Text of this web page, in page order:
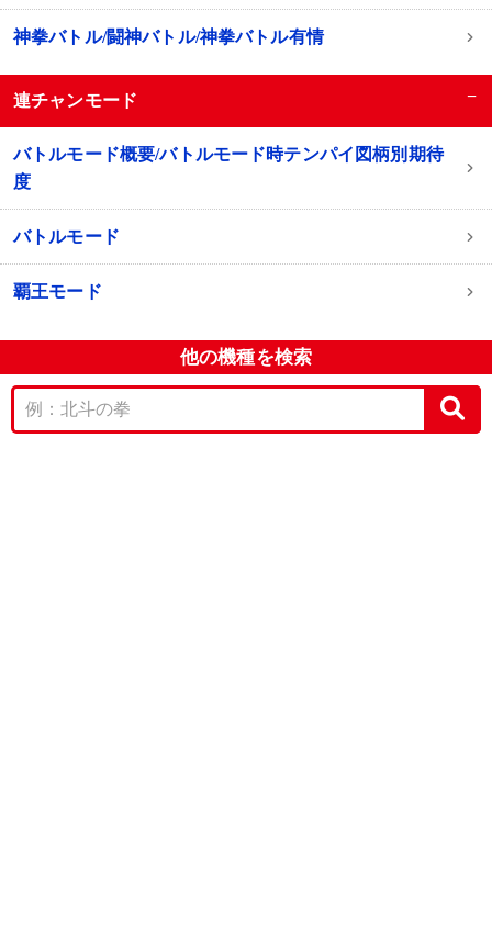
神拳バトル/闘神バトル/神拳バトル有情
連チャンモード −
バトルモード概要/バトルモード時テンパイ図柄別期待
度
バトルモード
覇王モード
他の機種を検索